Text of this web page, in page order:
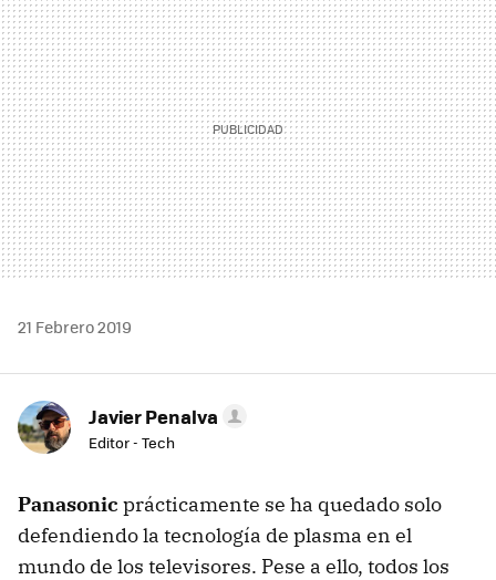
21 Febrero 2019
Javier Penalva
Editor - Tech
Panasonic prácticamente se ha quedado solo
defendiendo la tecnología de plasma en el
mundo de los televisores. Pese a ello, todos los